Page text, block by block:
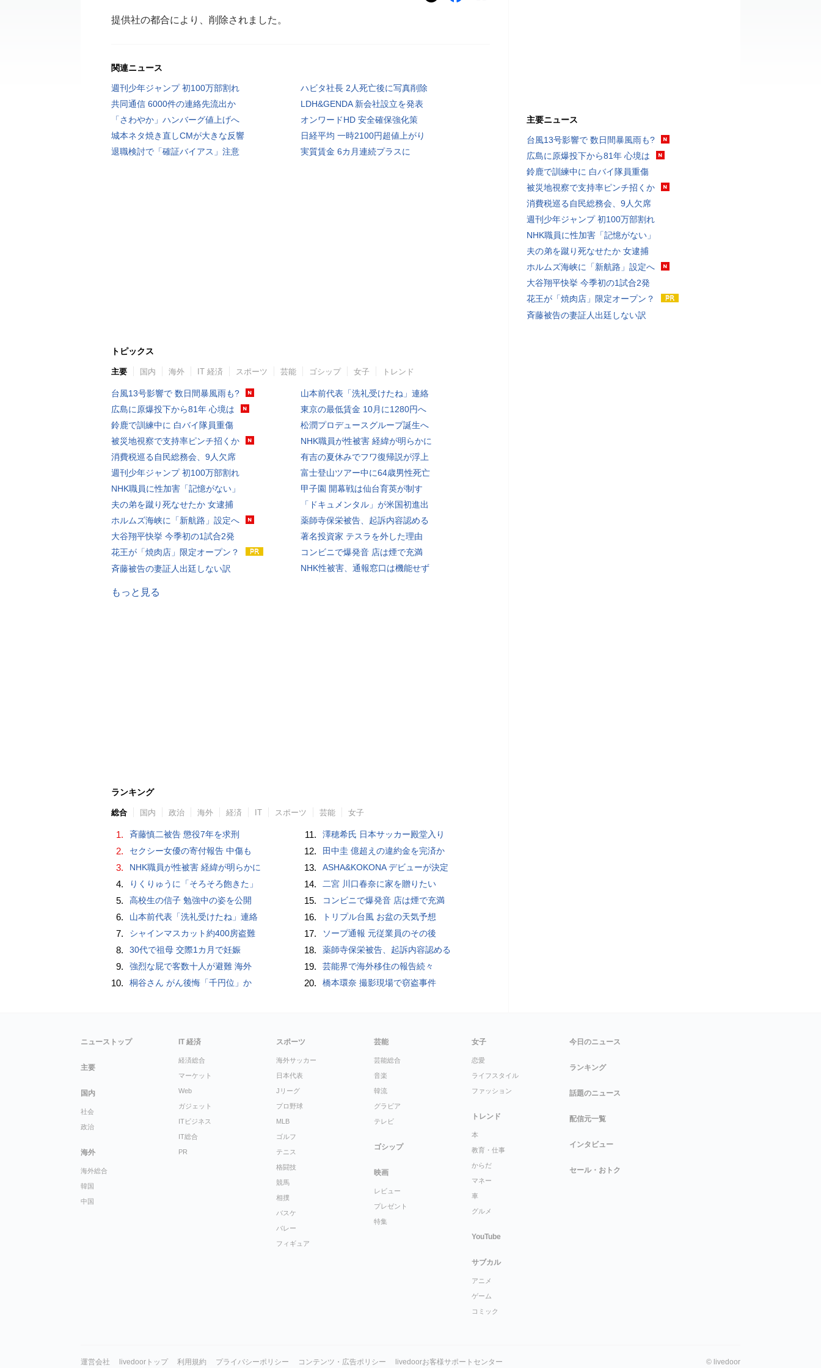
提供社の都合により、削除されました。
関連ニュース
週刊少年ジャンプ 初100万部割れ
ハビタ社長 2人死亡後に写真削除
共同通信 6000件の連絡先流出か
LDH&GENDA 新会社設立を発表
「さわやか」ハンバーグ値上げへ
オンワードHD 安全確保強化策
城本ネタ焼き直しCMが大きな反響
日経平均 一時2100円超値上がり
退職検討で「確証バイアス」注意
実質賃金 6カ月連続プラスに
トピックス
主要 国内 海外 IT 経済 スポーツ 芸能 ゴシップ 女子 トレンド
台風13号影響で 数日間暴風雨も?
広島に原爆投下から81年 心境は
鈴鹿で訓練中に 白バイ隊員重傷
被災地視察で支持率ピンチ招くか
消費税巡る自民総務会、9人欠席
週刊少年ジャンプ 初100万部割れ
NHK職員に性加害「記憶がない」
夫の弟を蹴り死なせたか 女逮捕
ホルムズ海峡に「新航路」設定へ
大谷翔平快挙 今季初の1試合2発
花王が「焼肉店」限定オープン？
斉藤被告の妻証人出廷しない訳
山本前代表「洗礼受けたね」連絡
東京の最低賃金 10月に1280円へ
松潤プロデュースグループ誕生へ
NHK職員が性被害 経緯が明らかに
有吉の夏休みでフワ復帰説が浮上
富士登山ツアー中に64歳男性死亡
甲子園 開幕戦は仙台育英が制す
「ドキュメンタル」が米国初進出
薬師寺保栄被告、起訴内容認める
著名投資家 テスラを外した理由
コンビニで爆発音 店は煙で充満
NHK性被害、通報窓口は機能せず
もっと見る
ランキング
総合 国内 政治 海外 経済 IT スポーツ 芸能 女子
1. 斉藤慎二被告 懲役7年を求刑
2. セクシー女優の寄付報告 中傷も
3. NHK職員が性被害 経緯が明らかに
4. りくりゅうに「そろそろ飽きた」
5. 高校生の信子 勉強中の姿を公開
6. 山本前代表「洗礼受けたね」連絡
7. シャインマスカット約400房盗難
8. 30代で祖母 交際1カ月で妊娠
9. 強烈な屁で客数十人が避難 海外
10. 桐谷さん がん後悔「千円位」か
11. 澤穂希氏 日本サッカー殿堂入り
12. 田中圭 億超えの違約金を完済か
13. ASHA&KOKONA デビューが決定
14. 二宮 川口春奈に家を贈りたい
15. コンビニで爆発音 店は煙で充満
16. トリプル台風 お盆の天気予想
17. ソープ通報 元従業員のその後
18. 薬師寺保栄被告、起訴内容認める
19. 芸能界で海外移住の報告続々
20. 橋本環奈 撮影現場で窃盗事件
主要ニュース
台風13号影響で 数日間暴風雨も?
広島に原爆投下から81年 心境は
鈴鹿で訓練中に 白バイ隊員重傷
被災地視察で支持率ピンチ招くか
消費税巡る自民総務会、9人欠席
週刊少年ジャンプ 初100万部割れ
NHK職員に性加害「記憶がない」
夫の弟を蹴り死なせたか 女逮捕
ホルムズ海峡に「新航路」設定へ
大谷翔平快挙 今季初の1試合2発
花王が「焼肉店」限定オープン？
斉藤被告の妻証人出廷しない訳
ニューストップ
主要
国内
社会
政治
海外
海外総合
韓国
中国
IT 経済
経済総合
マーケット
Web
ガジェット
ITビジネス
IT総合
PR
スポーツ
海外サッカー
日本代表
Jリーグ
プロ野球
MLB
ゴルフ
テニス
格闘技
競馬
相撲
バスケ
バレー
フィギュア
芸能
芸能総合
音楽
韓流
グラビア
テレビ
ゴシップ
映画
レビュー
プレゼント
特集
女子
恋愛
ライフスタイル
ファッション
トレンド
本
教育・仕事
からだ
マネー
車
グルメ
YouTube
サブカル
アニメ
ゲーム
コミック
今日のニュース
ランキング
話題のニュース
配信元一覧
インタビュー
セール・おトク
運営会社 livedoorトップ 利用規約 プライバシーポリシー コンテンツ・広告ポリシー livedoorお客様サポートセンター © livedoor